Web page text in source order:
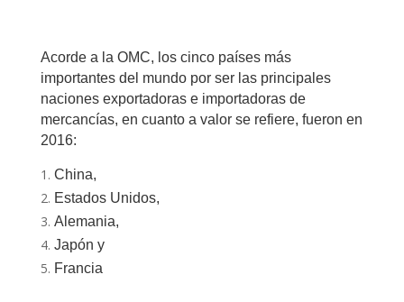
Acorde a la OMC, los cinco países más
importantes del mundo por ser las principales
naciones exportadoras e importadoras de
mercancías, en cuanto a valor se refiere, fueron en
2016:
China,
Estados Unidos,
Alemania,
Japón y
Francia